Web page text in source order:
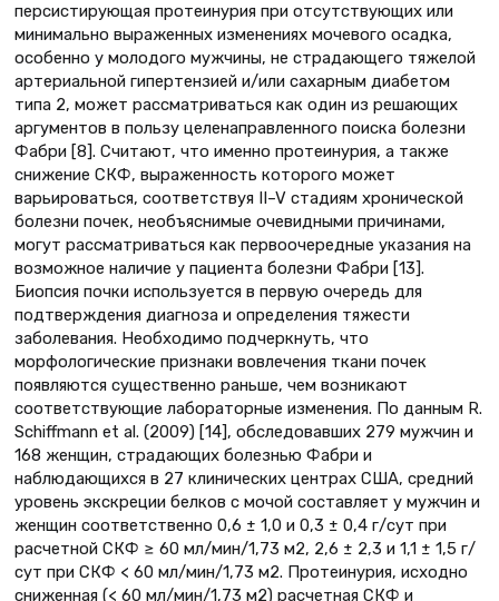
персистирующая протеинурия при отсутствующих или
минимально выраженных изменениях мочевого осадка,
особенно у молодого мужчины, не страдающего тяжелой
артериальной гипертензией и/или сахарным диабетом
типа 2, может рассматриваться как один из решающих
аргументов в пользу целенаправленного поиска болезни
Фабри [8]. Cчитают, что именно протеинурия, а также
снижение СКФ, выраженность которого может
варьироваться, соответствуя II–V стадиям хронической
болезни почек, необъяснимые очевидными причинами,
могут рассматриваться как первоочередные указания на
возможное наличие у пациента болезни Фабри [13].
Биопсия почки используется в первую очередь для
подтверждения диагноза и определения тяжести
заболевания. Необходимо подчеркнуть, что
морфологические признаки вовлечения ткани почек
появляются существенно раньше, чем возникают
соответствующие лабораторные изменения. По данным R.
Schiffmann et al. (2009) [14], обследовавших 279 мужчин и
168 женщин, страдающих болезнью Фабри и
наблюдающихся в 27 клинических центрах США, средний
уровень экскреции белков с мочой составляет у мужчин и
женщин соответственно 0,6 ± 1,0 и 0,3 ± 0,4 г/сут при
расчетной СКФ ≥ 60 мл/мин/1,73 м2, 2,6 ± 2,3 и 1,1 ± 1,5 г/
сут при СКФ < 60 мл/мин/1,73 м2. Протеинурия, исходно
сниженная (< 60 мл/мин/1,73 м2) расчетная СКФ и